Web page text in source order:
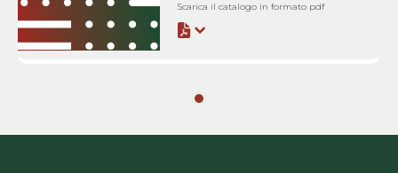
Scarica il catalogo in formato pdf